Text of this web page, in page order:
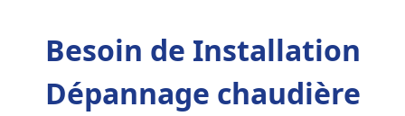
Besoin de Installation
Dépannage chaudière